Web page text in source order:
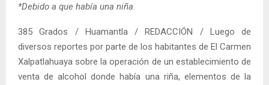
*Debido a que había una niña
385 Grados / Huamantla / REDACCIÓN / Luego de
diversos reportes por parte de los habitantes de El Carmen
Xalpatlahuaya sobre la operación de un establecimiento de
venta de alcohol donde había una riña, elementos de la